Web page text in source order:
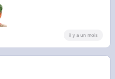
il y a un mois